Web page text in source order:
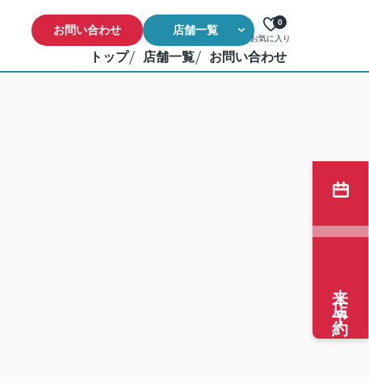
お問い合わせ 店舗一覧
お気に入り
0
トップ 店舗一覧 お問い合わせ
来店予約